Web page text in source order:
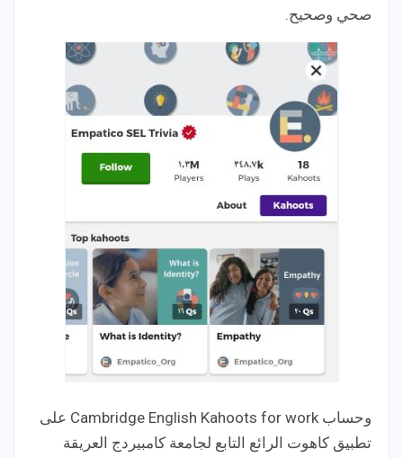
صحي وصحيح.
وحساب Cambridge English Kahoots for work على
تطبيق كاهوت الرائع التابع لجامعة كامبيردج العريقة